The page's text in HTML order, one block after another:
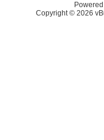
Copyright © 2026